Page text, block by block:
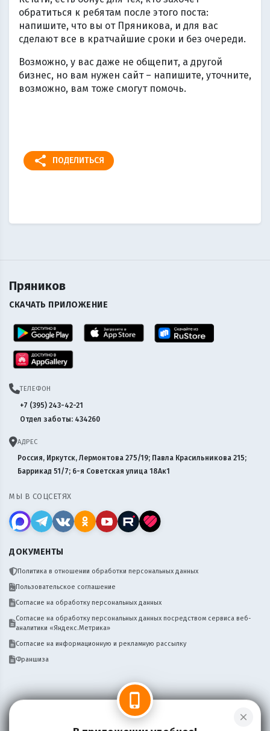
обратиться к ребятам после этого поста:
напишите, что вы от Пряникова, и для вас
сделают все в кратчайшие сроки и без очереди.
Возможно, у вас даже не общепит, а другой
бизнес, но вам нужен сайт – напишите, уточните,
возможно, вам тоже смогут помочь.
share ПОДЕЛИТЬСЯ
Пряников
СКАЧАТЬ ПРИЛОЖЕНИЕ
ТЕЛЕФОН
+7 (395) 243-42-21
Отдел заботы: 434260
АДРЕС
Россия, Иркутск, Лермонтова 275/19; Павла Красильникова 215;
Баррикад 51/7; 6-я Советская улица 18Ак1
МЫ В СОЦСЕТЯХ
ДОКУМЕНТЫ
Политика в отношении обработки персональных данных
Пользовательское соглашение
Согласие на обработку персональных данных
Согласие на обработку персональных данных посредством сервиса веб-
аналитики «Яндекс.Метрика»
Согласие на информационную и рекламную рассылку
Франшиза
Нужен сайт, бот, мобильное приложение
для вашего бизнеса доставки? Пишите!
close
phone_iphone